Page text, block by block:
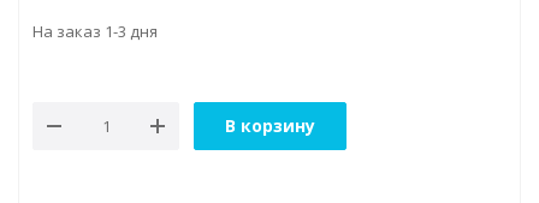
На заказ 1-3 дня
В корзину